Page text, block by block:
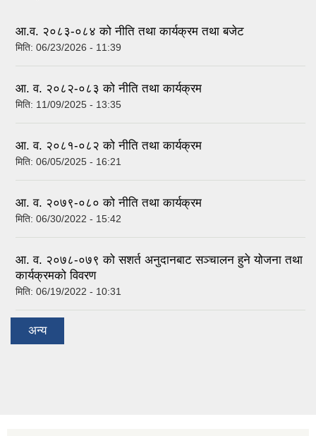
आ.व. २०८३-०८४ को नीति तथा कार्यक्रम तथा बजेट
मिति: 06/23/2026 - 11:39
आ. व. २०८२-०८३ को नीति तथा कार्यक्रम
मिति: 11/09/2025 - 13:35
आ. व. २०८१-०८२ को नीति तथा कार्यक्रम
मिति: 06/05/2025 - 16:21
आ. व. २०७९-०८० को नीति तथा कार्यक्रम
मिति: 06/30/2022 - 15:42
आ. व. २०७८-०७९ को सशर्त अनुदानबाट सञ्चालन हुने योजना तथा
कार्यक्रमको विवरण
मिति: 06/19/2022 - 10:31
अन्य